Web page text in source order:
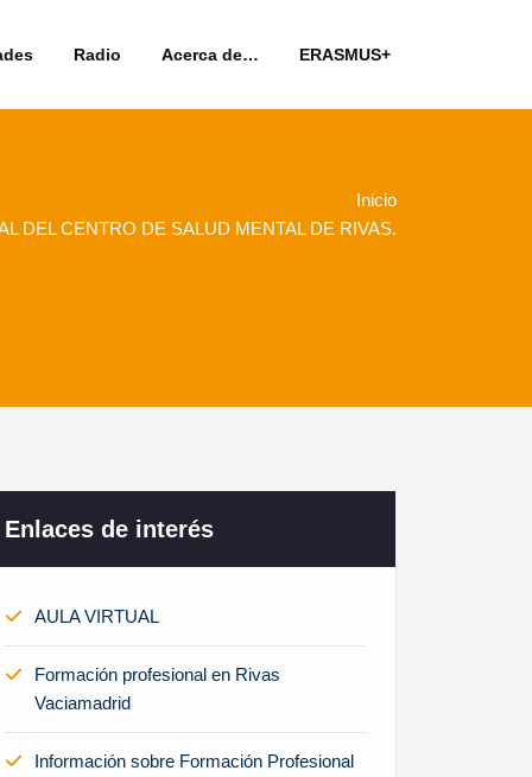
Radio Acerca de… ERASMUS+
Inicio
DEL CENTRO DE SALUD MENTAL DE RIVAS.
Enlaces de interés
AULA VIRTUAL
Formación profesional en Rivas
Vaciamadrid
Información sobre Formación Profesional